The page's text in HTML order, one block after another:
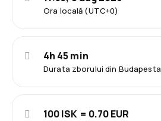
Ora locală (UTC+0)
Durata zborului din Budapesta
4h 45 min
100 ISK = 0.70 EUR